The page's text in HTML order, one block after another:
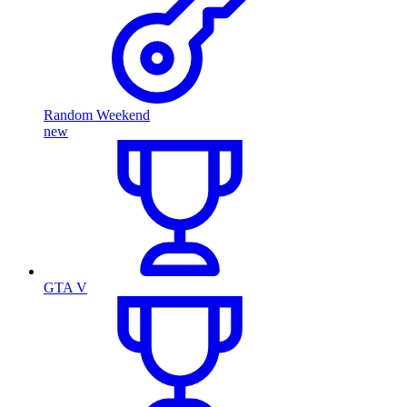
Random Weekend
new
GTA V